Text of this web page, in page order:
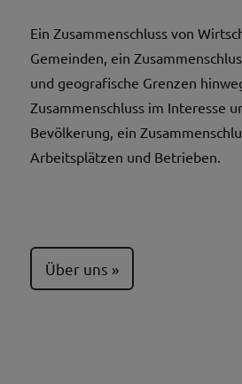
Ein Zusammenschluss von
Gemeinden, ein
und geografische Grenzen
Zusammenschluss im Interesse
Bevölkerung, ein
Arbeitsplätzen und Betrieben.
Über uns